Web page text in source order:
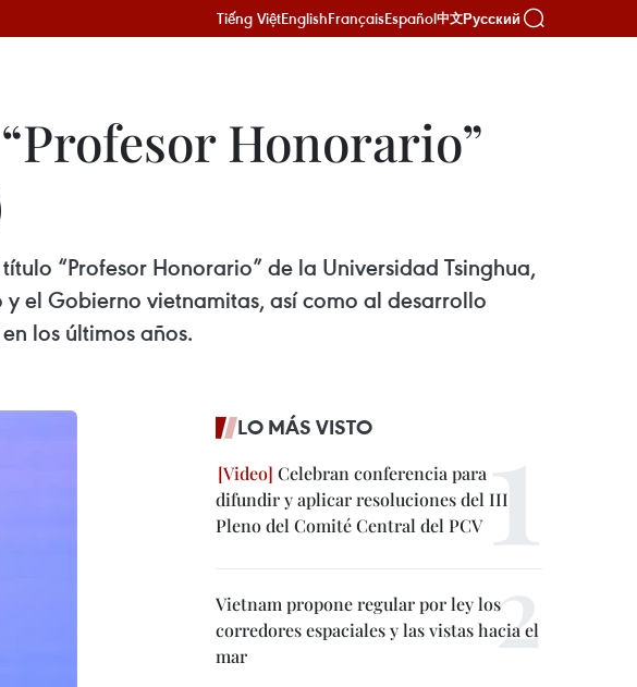
Tiếng ViệtEnglishFrançaisEspañol中文Русский
Honorario”
“Profesor Honorario” de la Universidad Tsinghua,
el Gobierno vietnamitas, así como al desarrollo
los últimos años.
LO MÁS VISTO
Celebran conferencia para
difundir y aplicar resoluciones del III
Pleno del Comité Central del PCV
Vietnam propone regular por ley los
corredores espaciales y las vistas hacia el
mar